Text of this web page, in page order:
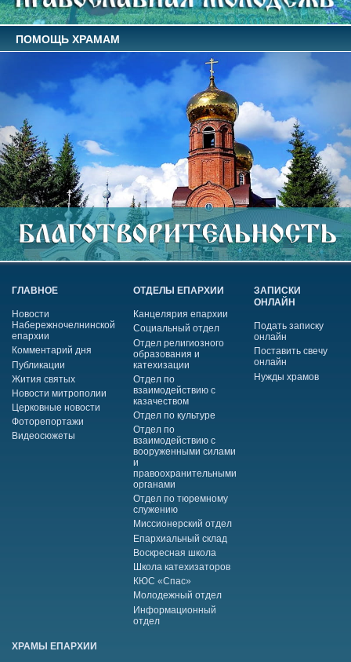
ПОМОЩЬ ХРАМАМ
ГЛАВНОЕ
Новости
Набережночелнинской
епархии
Комментарий дня
Публикации
Жития святых
Новости митрополии
Церковные новости
Фоторепортажи
Видеосюжеты
ОТДЕЛЫ ЕПАРХИИ
Канцелярия епархии
Социальный отдел
Отдел религиозного
образования и
катехизации
Отдел по
взаимодействию с
казачеством
Отдел по культуре
Отдел по
взаимодействию с
вооруженными силами
и
правоохранительными
органами
Отдел по тюремному
служению
Миссионерский отдел
Епархиальный склад
Воскресная школа
Школа катехизаторов
КЮС «Спас»
Молодежный отдел
Информационный
отдел
ЗАПИСКИ
ОНЛАЙН
Подать записку
онлайн
Поставить свечу
онлайн
Нужды храмов
ХРАМЫ ЕПАРХИИ